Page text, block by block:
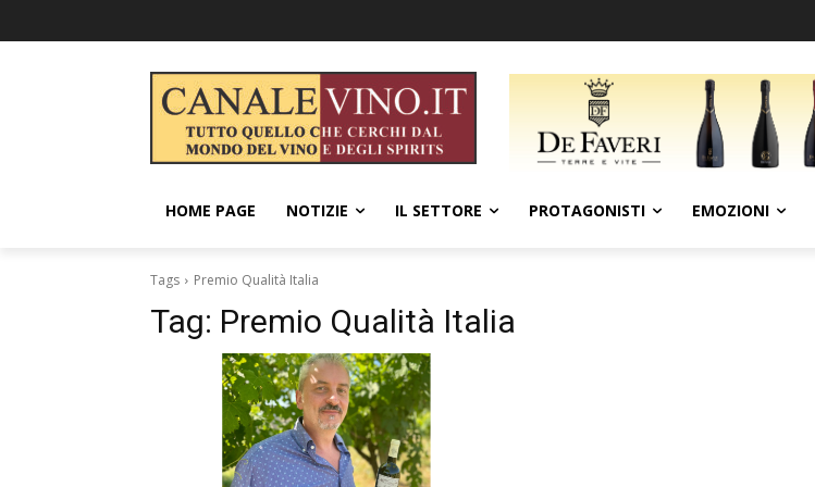
HOME PAGE NOTIZIE IL SETTORE PROTAGONISTI EMOZIONI
Tags Premio Qualità Italia
Tag: Premio Qualità Italia